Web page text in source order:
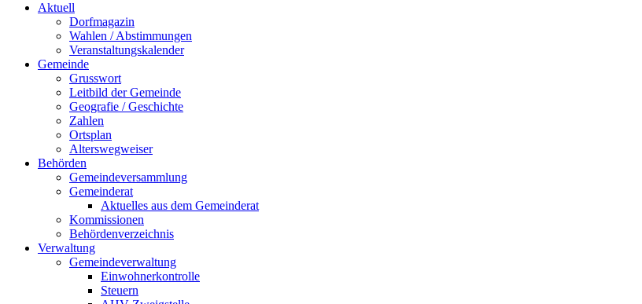
Aktuell
Dorfmagazin
Wahlen / Abstimmungen
Veranstaltungskalender
Gemeinde
Grusswort
Leitbild der Gemeinde
Geografie / Geschichte
Zahlen
Ortsplan
Alterswegweiser
Behörden
Gemeindeversammlung
Gemeinderat
Aktuelles aus dem Gemeinderat
Kommissionen
Behördenverzeichnis
Verwaltung
Gemeindeverwaltung
Einwohnerkontrolle
Steuern